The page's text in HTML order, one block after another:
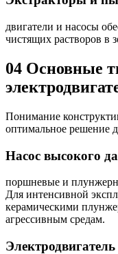
двигатели и насосы
чистящих растворов в
04 Основные
Понимание
оптимальное решение
Насос высокого
поршневые и
Для интенсивной
керамическими
агрессивным средам.
Электродвигатель